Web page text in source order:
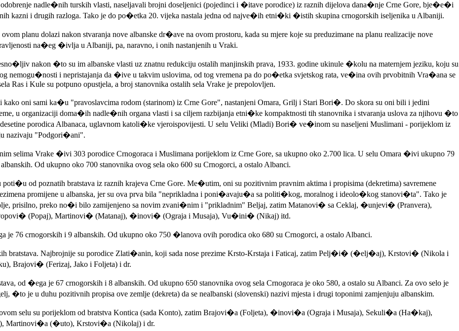
nadle�nih turskih vlasti, naseljavali brojni doseljenici (pojedinci i �itave porodice) iz raznih dijelova dana�nje Crne Gore, bje�e�i
kazni i drugih razloga. Tako je do po�etka 20. vijeka nastala jedna od najve�ih etni�ki �istih skupina crnogorskih iseljenika u Albaniji.
planu dolazi nakon stvaranja nove albanske dr�ave na ovom prostoru, kada su mjere koje su preduzimane na planu realizacije nove
na�eg �ivlja u Albaniji, pa, naravno, i onih nastanjenih u Vraki.
nakon �to su im albanske vlasti uz znatnu redukciju ostalih manjinskih prava, 1933. godine ukinule �kolu na maternjem jeziku, koju su
nemogu�nosti i nepristajanja da �ive u takvim uslovima, od tog vremena pa do po�etka svjetskog rata, ve�ina ovih prvobitnih Vra�ana se
Ras i Kule su potpuno opustjela, a broj stanovnika ostalih sela Vrake je prepolovljen.
oni sami ka�u "pravoslavcima rodom (starinom) iz Crne Gore", nastanjeni Omara, Grilj i Stari Bori�. Do skora su oni bili i jedini
u organizaciji doma�ih nadle�nih organa vlasti i sa ciljem razbijanja etni�ke kompaktnosti tih stanovnika i stvaranja uslova za njihovu �to
porodica Albanaca, uglavnom katoli�ke vjeroispovijesti. U selu Veliki (Mladi) Bori� ve�inom su naseljeni Muslimani - porijeklom iz
nazivaju "Podgori�ani".
selima Vrake �ivi 303 porodice Crnogoraca i Muslimana porijeklom iz Crne Gore, sa ukupno oko 2.700 lica. U selu Omara �ivi ukupno 79
Od ukupno oko 700 stanovnika ovog sela oko 600 su Crnogorci, a ostalo Albanci.
od poznatih bratstava iz raznih krajeva Crne Gore. Me�utim, oni su pozitivnim pravnim aktima i propisima (dekretima) savremene
promijene u albanska, jer su ova prva bila "neprikladna i poni�avaju�a sa politi�kog, moralnog i ideolo�kog stanovi�ta". Tako je
prisilno, preko no�i bilo zamijenjeno sa novim zvani�nim i "prikladnim" Beljaj, zatim Matanovi� sa Ceklaj, �unjevi� (Pranvera),
(Popaj), Martinovi� (Matanaj), �inovi� (Ograja i Musaja), Vu�ini� (Nikaj) itd.
76 crnogorskih i 9 albanskih. Od ukupno oko 750 �lanova ovih porodica oko 680 su Crnogorci, a ostalo Albanci.
bratstava. Najbrojnije su porodice Zlati�anin, koji sada nose prezime Krsto-Krstaja i Faticaj, zatim Pelj�i� (�elj�aj), Krstovi� (Nikola i
Brajovi� (Ferizaj, Jako i Foljeta) i dr.
od �ega je 67 crnogorskih i 8 albanskih. Od ukupno 650 stanovnika ovog sela Crnogoraca je oko 580, a ostalo su Albanci. Za ovo selo je
�to je u duhu pozitivnih propisa ove zemlje (dekreta) da se nealbanski (slovenski) nazivi mjesta i drugi toponimi zamjenjuju albanskim.
selu su porijeklom od bratstva Kontica (sada Konto), zatim Brajovi�a (Foljeta), �inovi�a (Ograja i Musaja), Sekuli�a (Ha�kaj),
Martinovi�a (�uto), Krstovi�a (Nikolaj) i dr.